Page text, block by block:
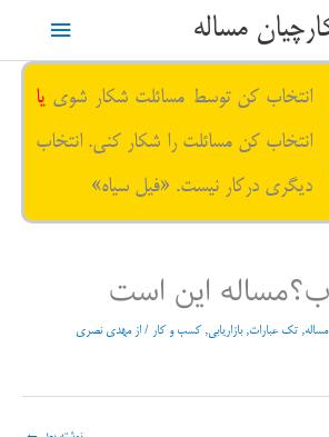
مساله
فهرست
انتخاب کن توسط مسائلت شکار شوی یا
انتخاب کن مسائلت را شکار کنی. انتخاب
دیگری درکار نیست. «فیل سیاه»
این است
, تک عبارات,بازاریابی, کسب و کار / از مهدی نصری